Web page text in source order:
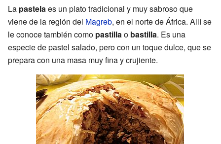
La pastelaes un plato tradicional y muy sabroso que
viene de la región del Magreb, en el norte de África. Allí se
le conoce también como pastillao bastilla. Es una
especie de pastel salado, pero con un toque dulce, que se
prepara con una masa muy fina y crujiente.